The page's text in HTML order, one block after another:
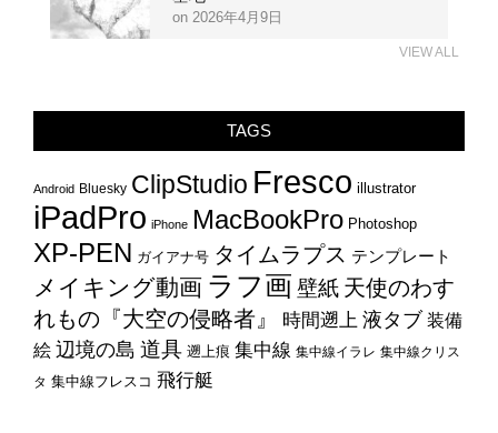
2026年4月9日
VIEW ALL
TAGS
Android Bluesky ClipStudio Fresco illustrator
iPadPro iPhone MacBookPro Photoshop
XP-PEN ガイアナ号 タイムラプス テンプレート
メイキング動画 ラフ画 壁紙 天使のわす
れもの『大空の侵略者』
時間遡上 液タブ 装備
絵 辺境の島 道具 遡上痕 集中線 集中線イラレ
集中線クリス
タ 集中線フレスコ 飛行艇